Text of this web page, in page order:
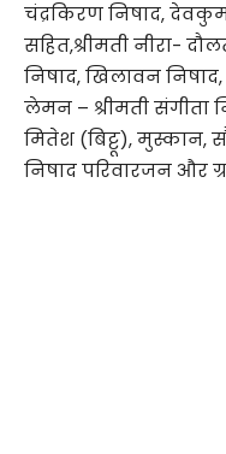
चंद्रकिरण निषाद,
सहित,श्रीमती नीरा-
निषाद, खिलावन निषाद,
लेमन – श्रीमती संगीता
मितेश (बिट्टू), मुस्कान,
निषाद परिवारजन और